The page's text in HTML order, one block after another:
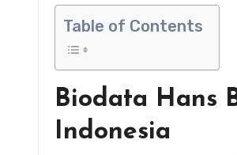
Table of Contents
Biodata Hans
Indonesia